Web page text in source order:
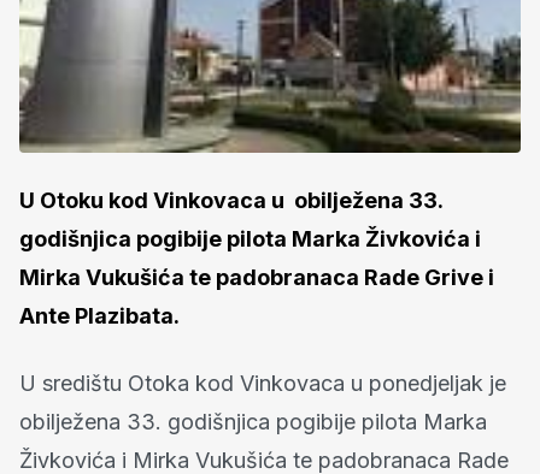
U Otoku kod Vinkovaca u obilježena 33.
godišnjica pogibije pilota Marka Živkovića i
Mirka Vukušića te padobranaca Rade Grive i
Ante Plazibata.
U središtu Otoka kod Vinkovaca u ponedjeljak je
obilježena 33. godišnjica pogibije pilota Marka
Živkovića i Mirka Vukušića te padobranaca Rade